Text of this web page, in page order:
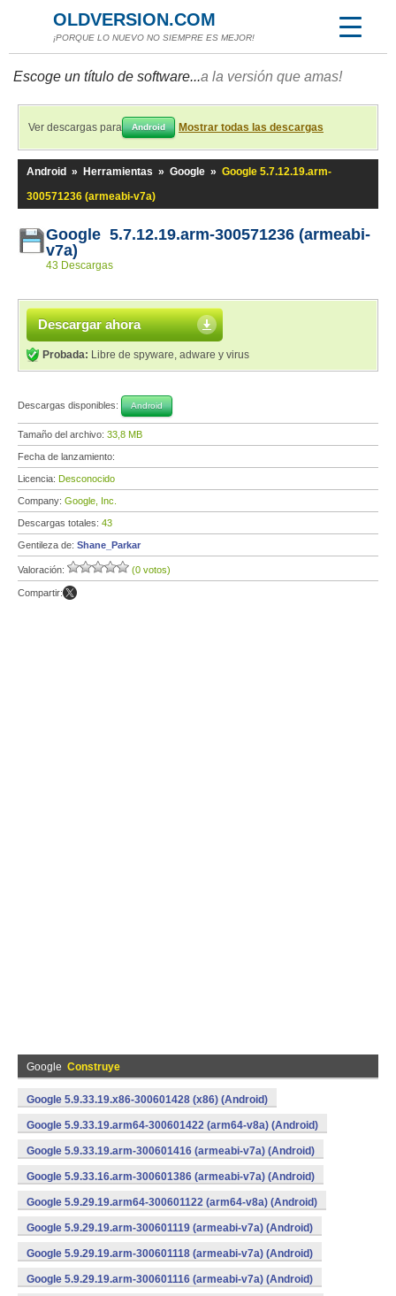
OLDVERSION.COM
¡PORQUE LO NUEVO NO SIEMPRE ES MEJOR!
Escoge un título de software...a la versión que amas!
Ver descargas para Android Mostrar todas las descargas
Android » Herramientas » Google » Google 5.7.12.19.arm-
300571236 (armeabi-v7a)
Google 5.7.12.19.arm-300571236 (armeabi-
v7a)
43 Descargas
Descargar ahora
Probada: Libre de spyware, adware y virus
Descargas disponibles: Android
Tamaño del archivo: 33,8 MB
Fecha de lanzamiento:
Licencia: Desconocido
Company: Google, Inc.
Descargas totales: 43
Gentileza de: Shane_Parkar
Valoración: (0 votos)
Compartir:
Google Construye
Google 5.9.33.19.x86-300601428 (x86) (Android)
Google 5.9.33.19.arm64-300601422 (arm64-v8a) (Android)
Google 5.9.33.19.arm-300601416 (armeabi-v7a) (Android)
Google 5.9.33.16.arm-300601386 (armeabi-v7a) (Android)
Google 5.9.29.19.arm64-300601122 (arm64-v8a) (Android)
Google 5.9.29.19.arm-300601119 (armeabi-v7a) (Android)
Google 5.9.29.19.arm-300601118 (armeabi-v7a) (Android)
Google 5.9.29.19.arm-300601116 (armeabi-v7a) (Android)